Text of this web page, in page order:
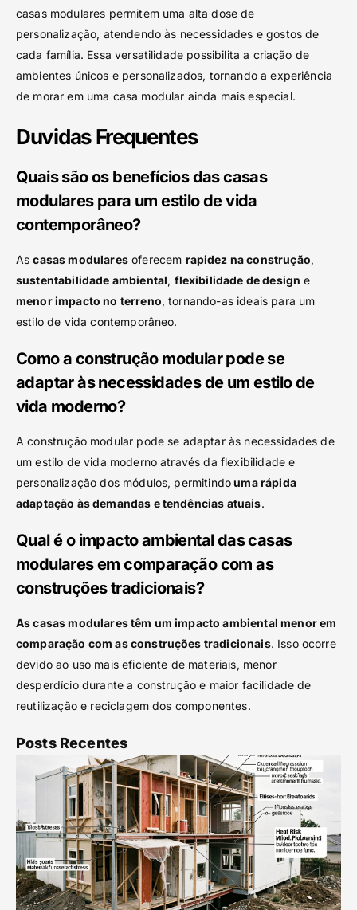
casas modulares permitem uma alta dose de
personalização, atendendo às necessidades e gostos de
cada família. Essa versatilidade possibilita a criação de
ambientes únicos e personalizados, tornando a experiência
de morar em uma casa modular ainda mais especial.
Duvidas Frequentes
Quais são os benefícios das casas
modulares para um estilo de vida
contemporâneo?
Ascasas modularesoferecem rapidez na construção,
sustentabilidade ambiental, flexibilidade de design e
menor impacto no terreno, tornando-as ideais para um
estilo de vida contemporâneo.
Como a construção modular pode se
adaptar às necessidades de um estilo de
vida moderno?
A construção modular pode se adaptar às necessidades de
um estilo de vida moderno através da flexibilidade e
personalização dos módulos, permitindouma rápida
adaptação às demandas e tendências atuais.
Qual é o impacto ambiental das casas
modulares em comparação com as
construções tradicionais?
As casas modulares têm um impacto ambiental menor em
comparação com as construções tradicionais. Isso ocorre
devido ao uso mais eficiente de materiais, menor
desperdício durante a construção e maior facilidade de
reutilização e reciclagem dos componentes.
Posts Recentes